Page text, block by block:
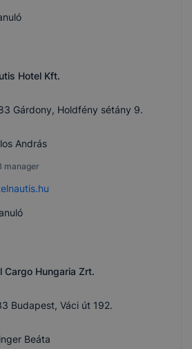
Hotel Kft.
Gárdony, Holdfény sétány 9.
András
manager
Cargo Hungaria Zrt.
Budapest, Váci út 192.
Beáta